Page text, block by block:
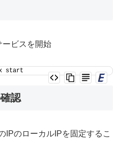
ービスを開始
start
認
IPのローカルIPを固定するこ